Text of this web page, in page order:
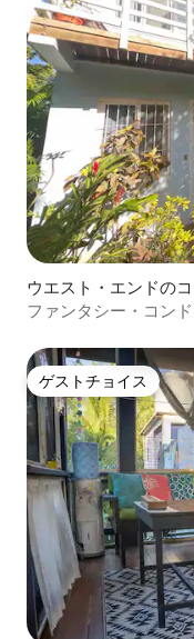
ウエスト・エンドの
ファンタシー・コン
ゲストチョイス
ゲストチョイス